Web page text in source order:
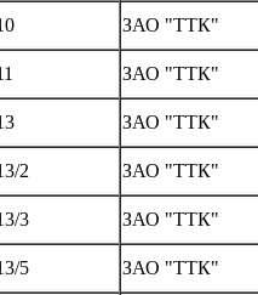
ЗАО "ТТК"
ЗАО "ТТК"
ЗАО "ТТК"
2 ЗАО "ТТК"
3 ЗАО "ТТК"
5 ЗАО "ТТК"